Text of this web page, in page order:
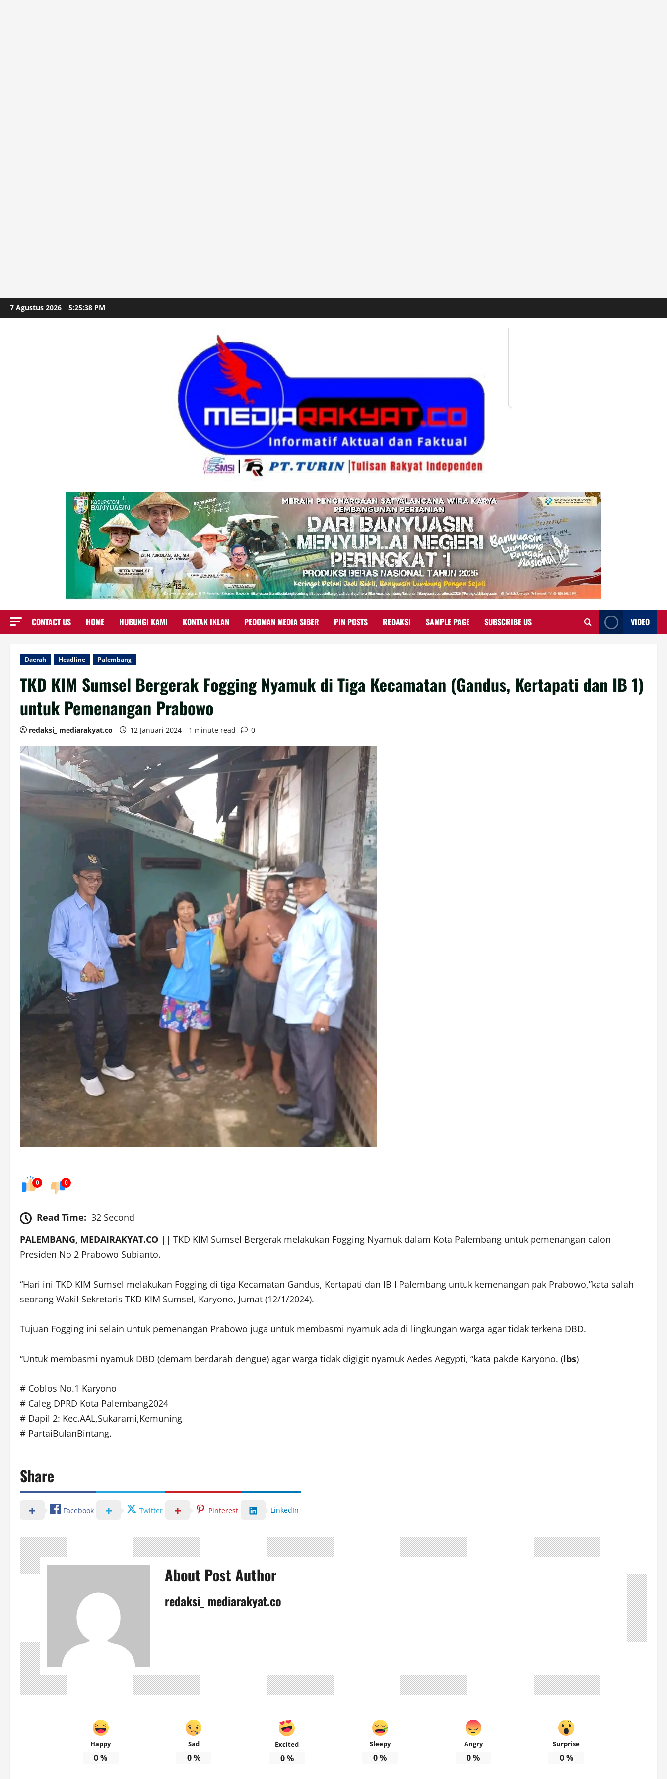
Skip
to
7 Agustus 2026 5:25:39 PM
CONTACT US HOME HUBUNGI KAMI KONTAK IKLAN PEDOMAN MEDIA SIBER PIN POSTS REDAKSI SAMPLE PAGE SUBSCRIBE US VIDEO
Daerah Headline Palembang
TKD KIM Sumsel Bergerak Fogging Nyamuk di Tiga Kecamatan (Gandus, Kertapati dan IB 1)
untuk Pemenangan Prabowo
redaksi_ mediarakyat.co 12 Januari 2024 1 minute read 0
0 0
Read Time: 32 Second
PALEMBANG, MEDAIRAKYAT.CO || TKD KIM Sumsel Bergerak melakukan Fogging Nyamuk dalam Kota Palembang untuk pemenangan calon
Presiden No 2 Prabowo Subianto.
“Hari ini TKD KIM Sumsel melakukan Fogging di tiga Kecamatan Gandus, Kertapati dan IB I Palembang untuk kemenangan pak Prabowo,”kata salah
seorang Wakil Sekretaris TKD KIM Sumsel, Karyono, Jumat (12/1/2024).
Tujuan Fogging ini selain untuk pemenangan Prabowo juga untuk membasmi nyamuk ada di lingkungan warga agar tidak terkena DBD.
“Untuk membasmi nyamuk DBD (demam berdarah dengue) agar warga tidak digigit nyamuk Aedes Aegypti, “kata pakde Karyono. (lbs)
# Coblos No.1 Karyono
# Caleg DPRD Kota Palembang2024
# Dapil 2: Kec.AAL,Sukarami,Kemuning
# PartaiBulanBintang.
Share
Facebook Twitter Pinterest LinkedIn
About Post Author
redaksi_ mediarakyat.co
Happy
0%
Sad
0%
Excited
0%
Sleepy
0%
Angry
0%
Surprise
0%